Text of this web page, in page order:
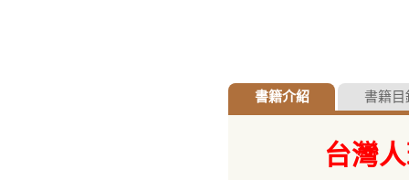
書籍介紹 書籍目
台灣